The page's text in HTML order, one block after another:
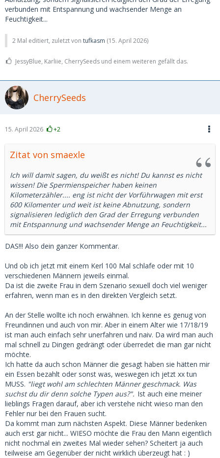
verbunden mit Entspannung und wachsender Menge an
Feuchtigkeit...
2 Mal editiert, zuletzt von tufkasm (15. April 2026)
JessyBlue, Karliie, CherrySeeds und einem weiteren gefällt das.
CherrySeeds
15. April 2026 +2
Zitat von smaexle
Ich will damit sagen, du weißt es nicht! Du kannst es nicht
wissen! Die Spermienspeicher haben keinen
Kilometerzähler.... eng ist nicht der Vorführwagen mit erst
600 Kilomenter und weit ist keine Abnutzung, sondern
signalisieren lediglich den Grad der Erregung verbunden
mit Entspannung und wachsender Menge an Feuchtigkeit...
DAS!!! Also dein ganzer Kommentar.
Und ob ich jetzt mit einem Kerl 100 Mal schlafe oder mit 10
verschiedenen Männern jeweils einmal.
Da ist die zweite Frau in dem Szenario sexuell doch viel weniger
erfahren, wenn man es in den direkten Vergleich setzt.
An der Stelle wollte ich noch erwähnen. Ich kenne es genug von
Freundinnen und auch von mir. Aber in einem Alter wie 17/18/19
ist man auch einfach sehr unerfahren und naiv. Da wird man auch
mal schnell zu Dingen gedrängt oder überredet die man gar nicht
möchte.
Ich hatte da auch schon Männer die gesagt haben sie hätten mir
ein Essen bezahlt oder sonst was, weswegen ich jetzt xx tun
MUSS. "liegt wohl am schlechten Männer geschmack. Was
suchst du dir denn solche Typen aus?". Ist auch eine meiner
lieblings Fragen darauf, aber ich verstehe nicht wieso man den
Fehler nur bei den Frauen sucht.
Da kommt man zum nächsten Aspekt. Diese Männer bedenken
auch erst gar nicht... WIESO möchte die Frau den Mann eigentlich
nicht nochmal ein zweites Mal wieder sehen? Scheitert ja auch
teilweise am Gegenüber der nicht wirklich überzeugt hat : )